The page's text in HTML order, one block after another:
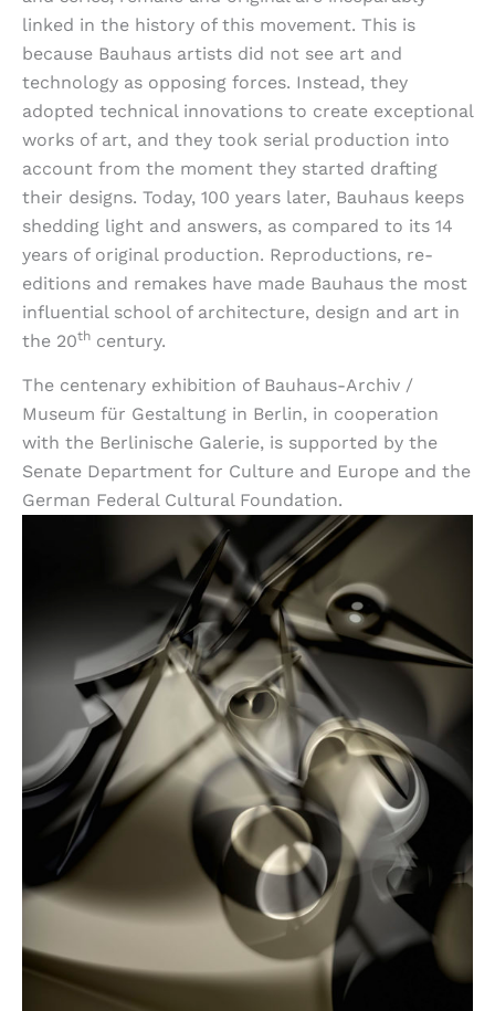
linked in the history of this movement. This is
because Bauhaus artists did not see art and
technology as opposing forces. Instead, they
adopted technical innovations to create exceptional
works of art, and they took serial production into
account from the moment they started drafting
their designs. Today, 100 years later, Bauhaus keeps
shedding light and answers, as compared to its 14
years of original production. Reproductions, re-
editions and remakes have made Bauhaus the most
influential school of architecture, design and art in
the 20th century.
The centenary exhibition of Bauhaus-Archiv /
Museum für Gestaltung in Berlin, in cooperation
with the Berlinische Galerie, is supported by the
Senate Department for Culture and Europe and the
German Federal Cultural Foundation.